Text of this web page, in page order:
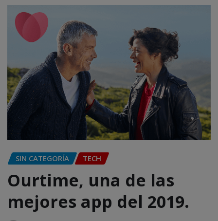
SIN CATEGORÍA TECH
Ourtime, una de las
mejores app del 2019.